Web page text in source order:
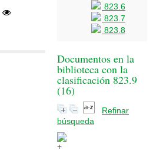
823.6
823.7
823.8
Documentos en la
biblioteca con la
clasificación 823.9
(16)
Refinar
búsqueda